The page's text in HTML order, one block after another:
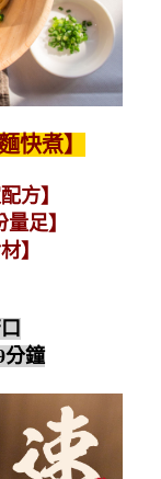
快煮】
方】
足】
】
分鐘